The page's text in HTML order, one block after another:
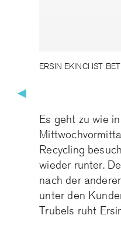
▶
ERSIN EKINCI IST
Es geht zu wie
Recycling
wieder runter.
nach der
unter den
Trubels ruht